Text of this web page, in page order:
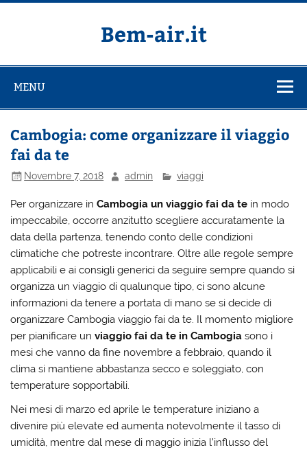
Salta
Bem-air.it
MENU
Cambogia: come organizzare il viaggio
fai da te
Novembre 7, 2018 admin viaggi
Per organizzare inCambogia un viaggio fai da te in modo
impeccabile, occorre anzitutto scegliere accuratamente la
data della partenza, tenendo conto delle condizioni
climatiche che potreste incontrare. Oltre alle regole sempre
applicabili e ai consigli generici da seguire sempre quando si
organizza un viaggio di qualunque tipo, ci sono alcune
informazioni da tenere a portata di mano se si decide di
organizzare Cambogia viaggio fai da te. Il momento migliore
per pianificare un viaggio fai da te in Cambogia sono i
mesi che vanno da fine novembre a febbraio, quando il
clima si mantiene abbastanza secco e soleggiato, con
temperature sopportabili.
Nei mesi di marzo ed aprile le temperature iniziano a
divenire più elevate ed aumenta notevolmente il tasso di
umidità, mentre dal mese di maggio inizia l’influsso del